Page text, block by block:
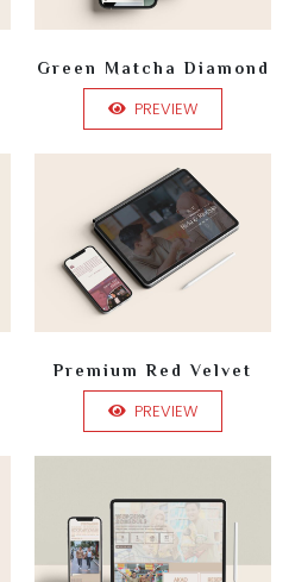
Green Matcha Diamond
PREVIEW
Premium Red Velvet
PREVIEW